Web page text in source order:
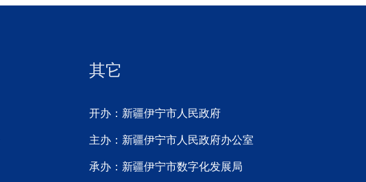
其它
开办：新疆伊宁市人民政府
主办：新疆伊宁市人民政府办公室
承办：新疆伊宁市数字化发展局